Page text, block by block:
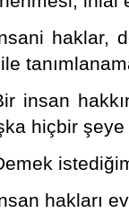
haklar,
insan
hiçbir
hakları